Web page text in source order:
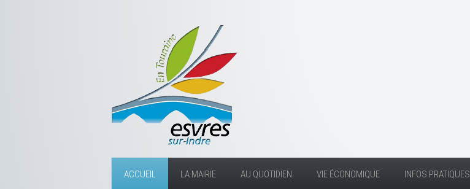
ACCUEIL LA MAIRIE AU QUOTIDIEN VIE ÉCONOMIQUE INFOS PRATIQUES